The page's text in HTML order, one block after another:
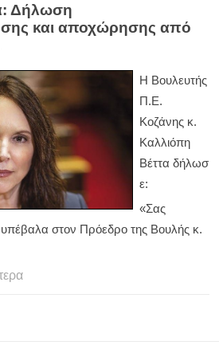
Δήλωση
και αποχώρησης από
Η Βουλευτής
Π.Ε.
Κοζάνης κ.
Καλλιόπη
Βέττα δήλωσ
ε:
«Σας
στον Πρόεδρο της Βουλής κ.